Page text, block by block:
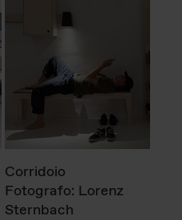
Corridoio
Fotografo: Lorenz
Sternbach